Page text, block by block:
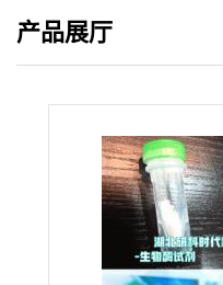
湖北研科时代科技-“研”无止境
产品展厅